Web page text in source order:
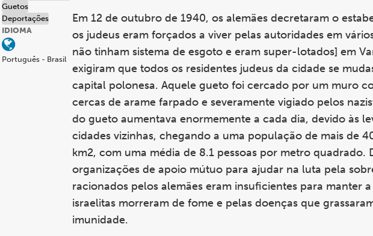
Guetos
Deportações
IDIOMA
Português - Brasil
Em 12 de outubro de 1940, os alemães decretaram o
os judeus eram forçados a viver pelas autoridades em
não tinham sistema de esgoto e eram super-lotados] em
exigiram que todos os residentes judeus da cidade se
capital polonesa. Aquele gueto foi cercado por um muro
cercas de arame farpado e severamente vigiado pelos
do gueto aumentava enormemente a cada dia, devido às
cidades vizinhas, chegando a uma população de mais de
km2, com uma média de 8.1 pessoas por metro
organizações de apoio mútuo para ajudar na luta pela
racionados pelos alemães eram insuficientes para manter
israelitas morreram de fome e pelas doenças que
imunidade.